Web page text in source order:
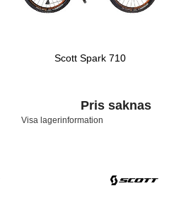
Scott Spark 710
Pris saknas
Visa lagerinformation